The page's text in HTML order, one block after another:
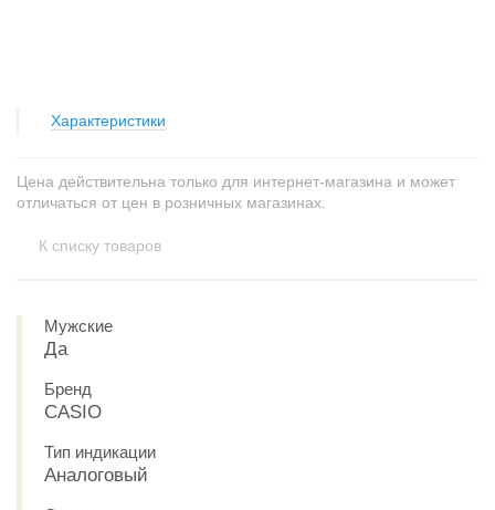
Характеристики
Цена действительна только для интернет-магазина и может
отличаться от цен в розничных магазинах.
К списку товаров
Мужские
Да
Бренд
CASIO
Тип индикации
Аналоговый